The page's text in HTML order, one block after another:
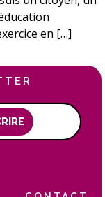
en […]